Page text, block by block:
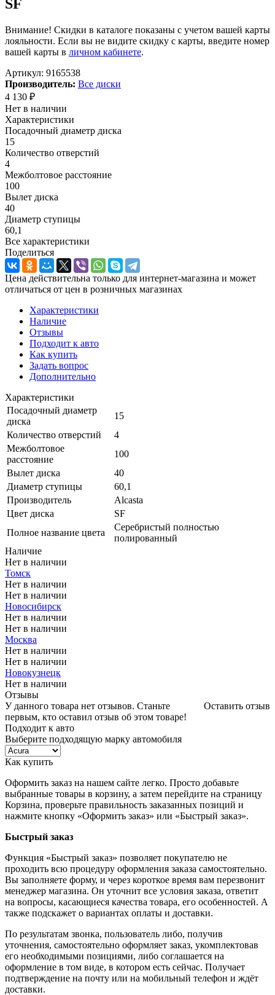
SF
Внимание! Скидки в каталоге показаны с учетом вашей карты
лояльности. Если вы не видите скидку с карты, введите номер
вашей карты в личном кабинете.
Артикул: 9165538
Производитель: Все диски
4 130 ₽
Нет в наличии
Характеристики
Посадочный диаметр диска
15
Количество отверстий
4
Межболтовое расстояние
100
Вылет диска
40
Диаметр ступицы
60,1
Все характеристики
Поделиться
Цена действительна только для интернет-магазина и может
отличаться от цен в розничных магазинах
Характеристики
Наличие
Отзывы
Подходит к авто
Как купить
Задать вопрос
Дополнительно
Характеристики
Посадочный диаметр
диска
15
Количество отверстий
4
Межболтовое
расстояние
100
Вылет диска
40
Диаметр ступицы
60,1
Производитель
Alcasta
Цвет диска
SF
Полное название цвета
Серебристый полностью
полированный
Наличие
Нет в наличии
Томск
Нет в наличии
Нет в наличии
Новосибирск
Нет в наличии
Нет в наличии
Москва
Нет в наличии
Нет в наличии
Новокузнецк
Нет в наличии
Отзывы
Оставить отзыв
У данного товара нет отзывов. Станьте
первым, кто оставил отзыв об этом товаре!
Подходит к авто
Выберите подходящую марку автомобиля
Как купить
Оформить заказ на нашем сайте легко. Просто добавьте
выбранные товары в корзину, а затем перейдите на страницу
Корзина, проверьте правильность заказанных позиций и
нажмите кнопку «Оформить заказ» или «Быстрый заказ».
Быстрый заказ
Функция «Быстрый заказ» позволяет покупателю не
проходить всю процедуру оформления заказа самостоятельно.
Вы заполняете форму, и через короткое время вам перезвонит
менеджер магазина. Он уточнит все условия заказа, ответит
на вопросы, касающиеся качества товара, его особенностей. А
также подскажет о вариантах оплаты и доставки.
По результатам звонка, пользователь либо, получив
уточнения, самостоятельно оформляет заказ, укомплектовав
его необходимыми позициями, либо соглашается на
оформление в том виде, в котором есть сейчас. Получает
подтверждение на почту или на мобильный телефон и ждёт
доставки.